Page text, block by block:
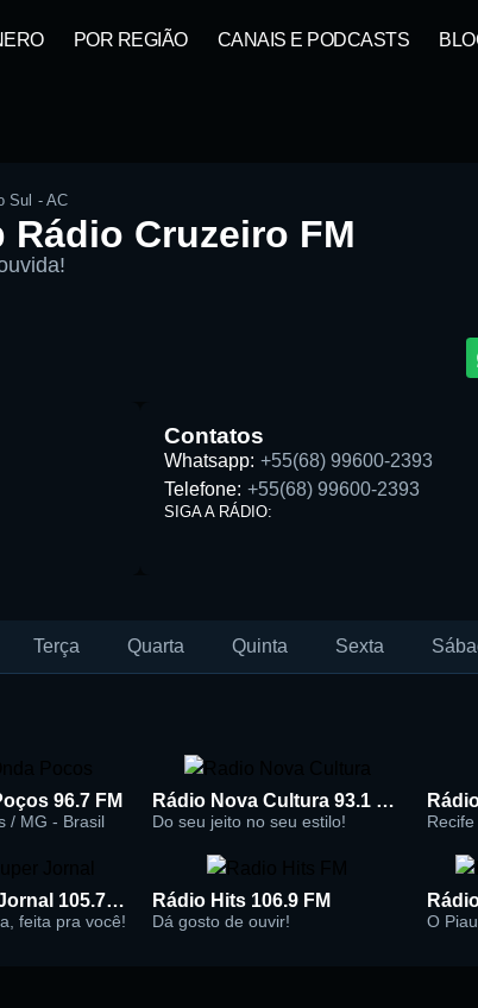
POR REGIÃO CANAIS E PODCASTS
Sul - AC
Rádio Cruzeiro FM
Contatos
Whatsapp: +55(68) 99600-2393
Telefone: +55(68) 99600-2393
SIGA A RÁDIO:
Terça Quarta Quinta Sexta
96.7 FM
/ MG - Brasil
Rádio Nova Cultura 93.1 FM
Do seu jeito no seu estilo!
Rádio Super Jornal 105.7 FM
feita pra você!
Rádio Hits 106.9 FM
Dá gosto de ouvir! O